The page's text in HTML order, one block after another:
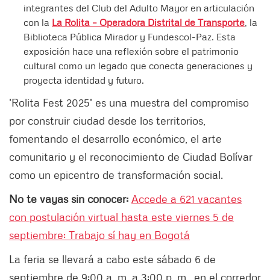
integrantes del Club del Adulto Mayor en articulación
con la La Rolita – Operadora Distrital de Transporte , la
Biblioteca Pública Mirador y Fundescol-Paz. Esta
exposición hace una reflexión sobre el patrimonio
cultural como un legado que conecta generaciones y
proyecta identidad y futuro.
'Rolita Fest 2025' es una muestra del compromiso
por construir ciudad desde los territorios,
fomentando el desarrollo económico, el arte
comunitario y el reconocimiento de Ciudad Bolívar
como un epicentro de transformación social.
No te vayas sin conocer: Accede a 621 vacantes
con postulación virtual hasta este viernes 5 de
septiembre: Trabajo sí hay en Bogotá
La feria se llevará a cabo este sábado 6 de
septiembre de 9:00 a. m. a 3:00 p. m., en el corredor